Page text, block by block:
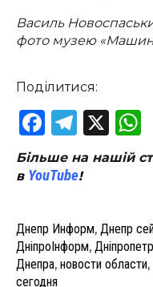
Василь
фото музею
Поділитися:
Facebook
X
Більше на нашій
в YouTube!
Днепр Информ, Днепр
ДніпроІнформ,
Днепра, новости области,
сегодня